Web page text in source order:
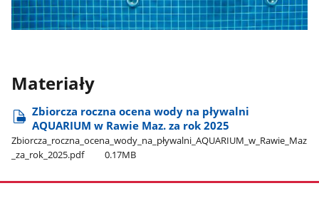
Materiały
Zbiorcza roczna ocena wody na pływalni
AQUARIUM w Rawie Maz. za rok 2025
Zbiorcza​_roczna​_ocena​_wody​_na​_pływalni​_AQUARIUM​_w​_Rawie​_Maz​
_za​_rok​_2025.pdf
0.17MB